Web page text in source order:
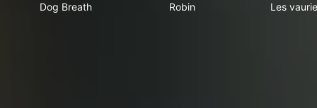
Dog Breath Robin Les